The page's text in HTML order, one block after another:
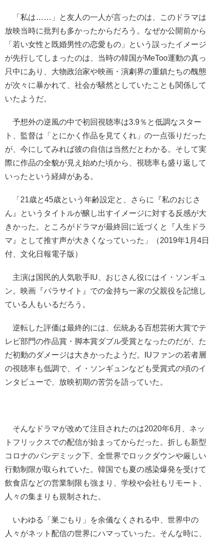
「私は……」と友人の一人が言ったのは、このドラマは
放映当時に批判も多かったからだろう。なぜか公開前から
「若い女性と既婚男性の恋愛もの」という誤ったイメージ
が先行してしまったのは、当時の韓国がMeToo運動の真っ
只中にあり、大物政治家や映画・演劇界の重鎮たちの醜態
が次々に暴かれて、社会が騒然としていたことも関係して
いたようだ。
予想外の逆風の中で初回視聴率は3.9％と低調なスター
ト、監督は「とにかく作品を見てくれ」の一点張りだった
が、今にしてみれば彼の自信は当然だとわかる。そして実
際に作品の全貌が見え始めた頃から、視聴率も盛り返して
いったという経緯がある。
「21歳と45歳という年齢設定と、さらに『私のおじさ
ん』というタイトルが醸し出すイメージに対する反感が大
きかった。ところがドラマが最終回に近づくと『人生ドラ
マ』として推す声が大きくなっていった」（2019年1月4日
付、文化日報電子版）
主演は国民的人気歌手IU、おじさん役にはイ・ソンギュ
ン。映画『パラサイト』での金持ち一家の父親役を記憶し
ている人もいるだろう。
逆転した評価は最終的には、伝統ある百想芸術大賞でテ
レビ部門の作品賞・脚本賞ダブル受賞となったのだが、た
だ初動のダメージは大きかったようだ。IUファンの若者層
の視聴率も低調で、イ・ソンギュンなども受賞式の頃のイ
ンタビューで、放映初期の苦労を語っていた。
そんなドラマが改めて注目されたのは2020年6月、ネッ
トフリックスでの配信が始まってからだった。折しも新型
コロナのパンデミック下、全世界でロックダウンや厳しい
行動制限が取られていた。韓国でも夏の感染爆発を受けて
飲食店などの営業制限も強まり、学校や会社もリモート、
人々の集まりも規制された。
いわゆる「巣ごもり」を余儀なくされる中、世界中の
人々がネット配信の世界にハマっていった。そんな時に、